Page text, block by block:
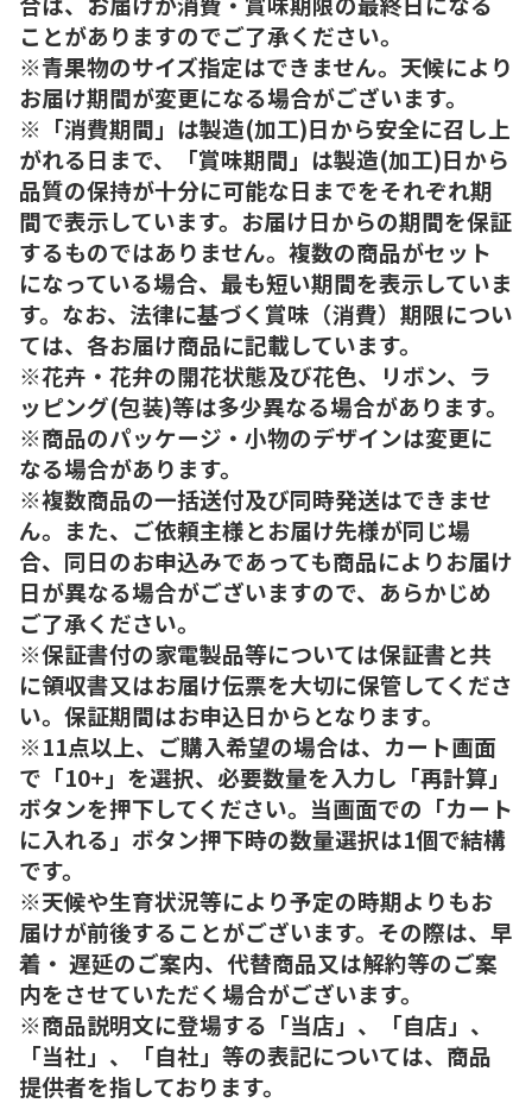
ことがありますのでご了承ください。
※青果物のサイズ指定はできません。天候により
お届け期間が変更になる場合がございます。
※「消費期間」は製造(加工)日から安全に召し上
がれる日まで、「賞味期間」は製造(加工)日から
品質の保持が十分に可能な日までをそれぞれ期
間で表示しています。お届け日からの期間を保証
するものではありません。複数の商品がセット
になっている場合、最も短い期間を表示していま
す。なお、法律に基づく賞味（消費）期限につい
ては、各お届け商品に記載しています。
※花卉・花弁の開花状態及び花色、リボン、ラ
ッピング(包装)等は多少異なる場合があります。
※商品のパッケージ・小物のデザインは変更に
なる場合があります。
※複数商品の一括送付及び同時発送はできませ
ん。また、ご依頼主様とお届け先様が同じ場
合、同日のお申込みであっても商品によりお届け
日が異なる場合がございますので、あらかじめ
ご了承ください。
※保証書付の家電製品等については保証書と共
に領収書又はお届け伝票を大切に保管してくださ
い。保証期間はお申込日からとなります。
※11点以上、ご購入希望の場合は、カート画面
で「10+」を選択、必要数量を入力し「再計算」
ボタンを押下してください。当画面での「カート
に入れる」ボタン押下時の数量選択は1個で結構
です。
※天候や生育状況等により予定の時期よりもお
届けが前後することがございます。その際は、早
着・ 遅延のご案内、代替商品又は解約等のご案
内をさせていただく場合がございます。
※商品説明文に登場する「当店」、「自店」、
「当社」、「自社」等の表記については、商品
提供者を指しております。